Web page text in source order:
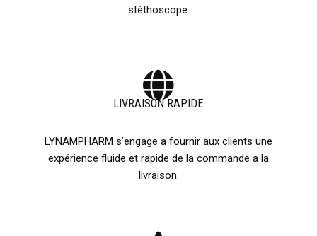
stéthoscope.
LIVRAISON RAPIDE
LYNAMPHARM s’engage a fournir aux clients une
expérience fluide et rapide de la commande a la
livraison.